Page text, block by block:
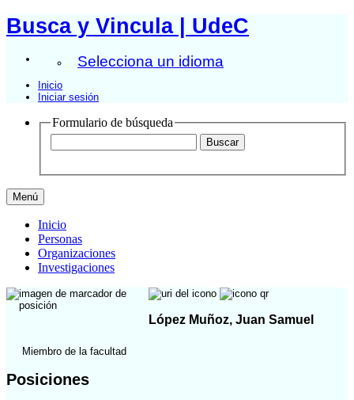
Busca y Vincula | UdeC
Selecciona un idioma
Inicio
Iniciar sesión
Formulario de búsqueda
Menú
Inicio
Personas
Organizaciones
Investigaciones
López Muñoz, Juan Samuel
Miembro de la facultad
Posiciones